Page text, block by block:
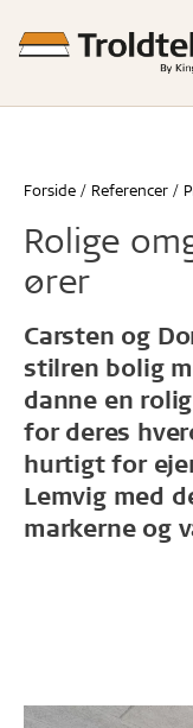
Forside Referencer
Rolige
ører
Carsten og
stilren bolig
danne en
for deres
hurtigt for
Lemvig med
markerne og